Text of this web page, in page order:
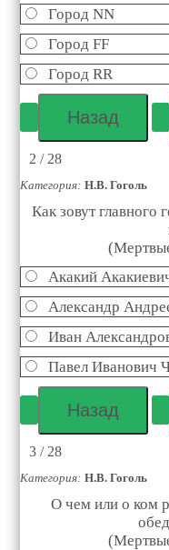
Город NN
Город FF
Город RR
2 / 28
Категория: Н.В. Гоголь
Как зовут главного
Акакий
Александр
Иван
Павел Иванович
3 / 28
Категория: Н.В. Гоголь
О чем или о ком